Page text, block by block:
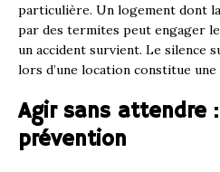
particulière. Un logement dont
par des termites peut engager
un accident survient. Le silence
lors d’une location constitue une
Agir sans attendre
prévention